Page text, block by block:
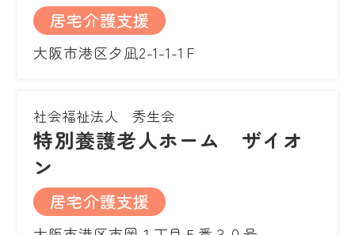
居宅介護支援
大阪市港区夕凪2-1-1-1Ｆ
社会福祉法人 秀生会
特別養護老人ホーム ザイオ
ン
居宅介護支援